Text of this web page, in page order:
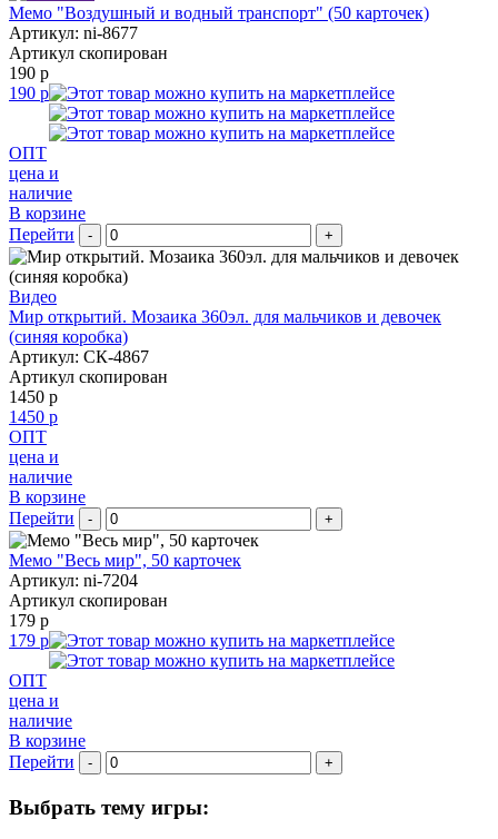
Мемо "Воздушный и водный транспорт" (50 карточек)
Артикул: ni-8677
Артикул скопирован
190 р
190 р
ОПТ
цена и
наличие
В корзине
Перейти
- +
Видео
Мир открытий. Мозаика 360эл. для мальчиков и девочек
(синяя коробка)
Артикул: СК-4867
Артикул скопирован
1450 р
1450 р
ОПТ
цена и
наличие
В корзине
Перейти
- +
Мемо "Весь мир", 50 карточек
Артикул: ni-7204
Артикул скопирован
179 р
179 р
ОПТ
цена и
наличие
В корзине
Перейти
- +
Выбрать тему игры: